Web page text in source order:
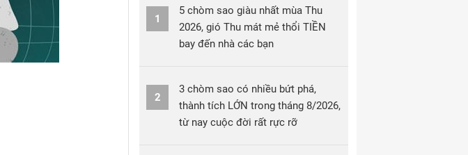
1
5 chòm sao giàu nhất mùa Thu
2026, gió Thu mát mẻ thổi TIỀN
bay đến nhà các bạn
2
3 chòm sao có nhiều bứt phá,
thành tích LỚN trong tháng 8/2026,
từ nay cuộc đời rất rực rỡ